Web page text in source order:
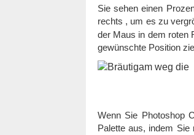
Sie sehen einen
rechts , um es zu
der Maus in dem roten
gewünschte Position
Wenn Sie Photoshop
Palette aus, indem